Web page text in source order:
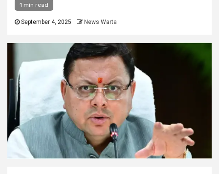
1 min read
September 4, 2025 News Warta